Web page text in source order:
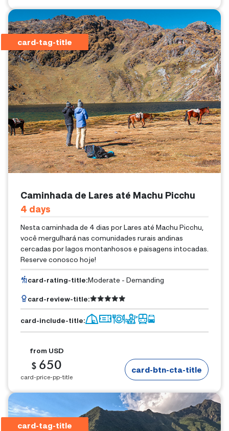
card-tag-title
Caminhada de Lares até Machu Picchu
4 Days
Nesta caminhada de 4 dias por Lares até Machu Picchu,
você mergulhará nas comunidades rurais andinas
cercadas por lagos montanhosos e paisagens intocadas.
Reserve conosco hoje!
card-rating-title:Moderate - Demanding
card-review-title:
card-include-title:
from USD
$ 650
card-price-pp-title
card-btn-cta-title
card-tag-title